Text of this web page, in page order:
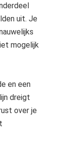
uit. Je
mogelijk
en een
dreigt
over je